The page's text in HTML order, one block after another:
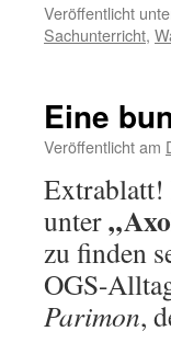
Veröffentlicht
Sachunterricht,
Eine
Veröffentlicht am
Extrablatt!
unter
zu finden
OGS-
Parimon,